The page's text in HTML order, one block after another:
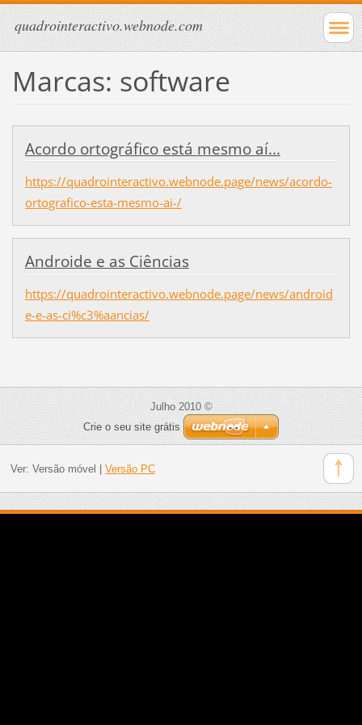
quadrointeractivo.webnode.com
Marcas: software
Acordo ortográfico está mesmo aí...
https://quadrointeractivo.webnode.page/news/acordo-
ortografico-esta-mesmo-ai-/
Androide e as Ciências
https://quadrointeractivo.webnode.page/news/android
e-e-as-ci%c3%aancias/
Julho 2010 ©
Crie o seu site grátis
Ver: Versão móvel Versão PC